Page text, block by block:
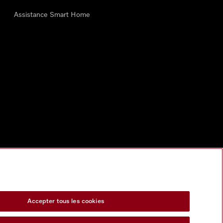
Assistance Smart Home
Accepter tous les cookies